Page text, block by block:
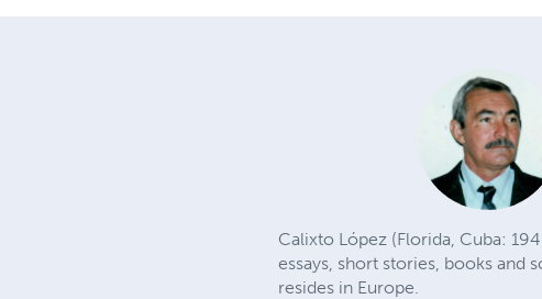
Calixto López (Florida, Cuba:
essays, short stories, books and
resides in Europe.